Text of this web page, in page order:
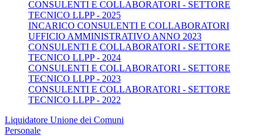
CONSULENTI E COLLABORATORI - SETTORE
TECNICO LLPP - 2025
INCARICO CONSULENTI E COLLABORATORI
UFFICIO AMMINISTRATIVO ANNO 2023
CONSULENTI E COLLABORATORI - SETTORE
TECNICO LLPP - 2024
CONSULENTI E COLLABORATORI - SETTORE
TECNICO LLPP - 2023
CONSULENTI E COLLABORATORI - SETTORE
TECNICO LLPP - 2022
Liquidatore Unione dei Comuni
Personale